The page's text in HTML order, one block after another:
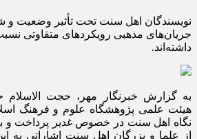
نویسندگان اهل سنت تحت تأثیر وضعیت و
جریان‌های مذهبی رویکردهای متقاوتی
داشته‌اند.
به گزارش خبرنگار مهر، حجت
هیئت علمی پژوهشگاه علوم و فرهنگ
نگاه اهل سنت در خصوص غدیر پرداخت و با
از علما و بزرگان اهل سنت اشاراتی به